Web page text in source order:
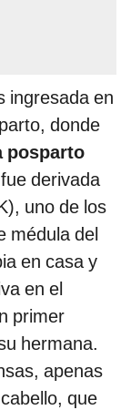
ingresada en
donde
posparto
derivada
uno de los
médula del
en casa y
en el
primer
hermana.
apenas
que